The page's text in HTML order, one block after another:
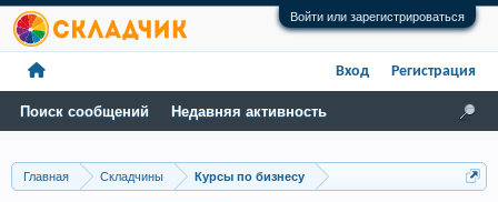
Войти или зарегистрироваться
Главная Складчины Курсы по бизнесу
Поиск сообщений Недавняя активность
Вход Регистрация